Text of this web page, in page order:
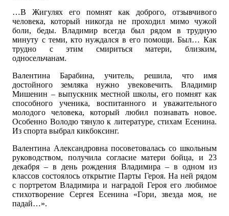
…В Жигулях его помнят как доброго, отзывчивого
человека, который никогда не проходил мимо чужой
боли, беды. Владимир всегда был рядом в трудную
минуту с теми, кто нуждался в его помощи. Был… Как
трудно с этим смириться матери, близким,
односельчанам.
Валентина Барабина, учитель, решила, что имя
достойного земляка нужно увековечить. Владимир
Мишенин – выпускник местной школы, его помнят как
способного ученика, воспитанного и уважительного
молодого человека, который любил познавать новое.
Особенно Володю тянуло к литературе, стихам Есенина.
Из спорта выбрал кикбоксинг.
Валентина Александровна посоветовалась со школьным
руководством, получила согласие матери бойца, и 23
декабря – в день рождения Владимира – в одном из
классов состоялось открытие Парты Героя. На ней рядом
с портретом Владимира и наградой Героя его любимое
стихотворение Сергея Есенина «Гори, звезда моя, не
падай…».